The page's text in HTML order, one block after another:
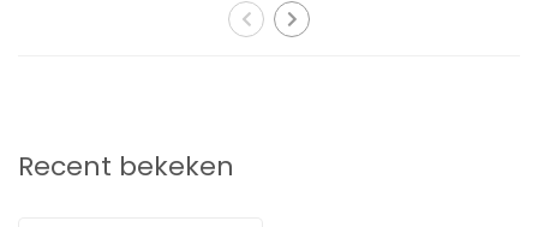
Recent bekeken